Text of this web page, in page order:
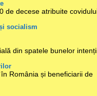
de decese atribuite
socialism
din spatele bunelor
România și beneficiarii de